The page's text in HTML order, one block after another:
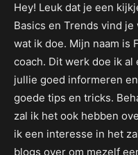
Hey! Leuk dat je een
Basics en Trends vind
wat ik doe. Mijn naam is
coach. Dit werk doe ik al
jullie goed informeren
goede tips en tricks.
zal ik het ook hebben
ik een interesse in het
blogs over om mezelf